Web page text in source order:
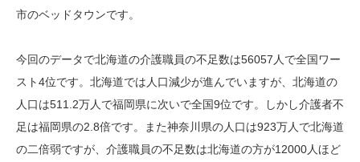
市のベッドタウンです。
今回のデータで北海道の介護職員の不足数は56057人で全国ワー
スト4位です。北海道では人口減少が進んでいますが、北海道の
人口は511.2万人で福岡県に次いで全国9位です。しかし介護者不
足は福岡県の2.8倍です。また神奈川県の人口は923万人で北海道
の二倍弱ですが、介護職員の不足数は北海道の方が12000人ほど